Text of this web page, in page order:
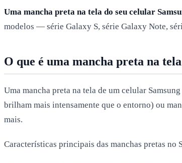
Uma mancha preta na tela do seu celular
modelos — série Galaxy S, série Galaxy Note,
O que é uma mancha preta na
Uma mancha preta na tela de um celular
brilham mais intensamente que o entorno) ou
mais.
Características principais das manchas pretas no